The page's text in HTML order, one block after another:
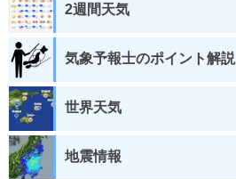
2週間天気
気象予報士のポイント解説
世界天気
地震情報